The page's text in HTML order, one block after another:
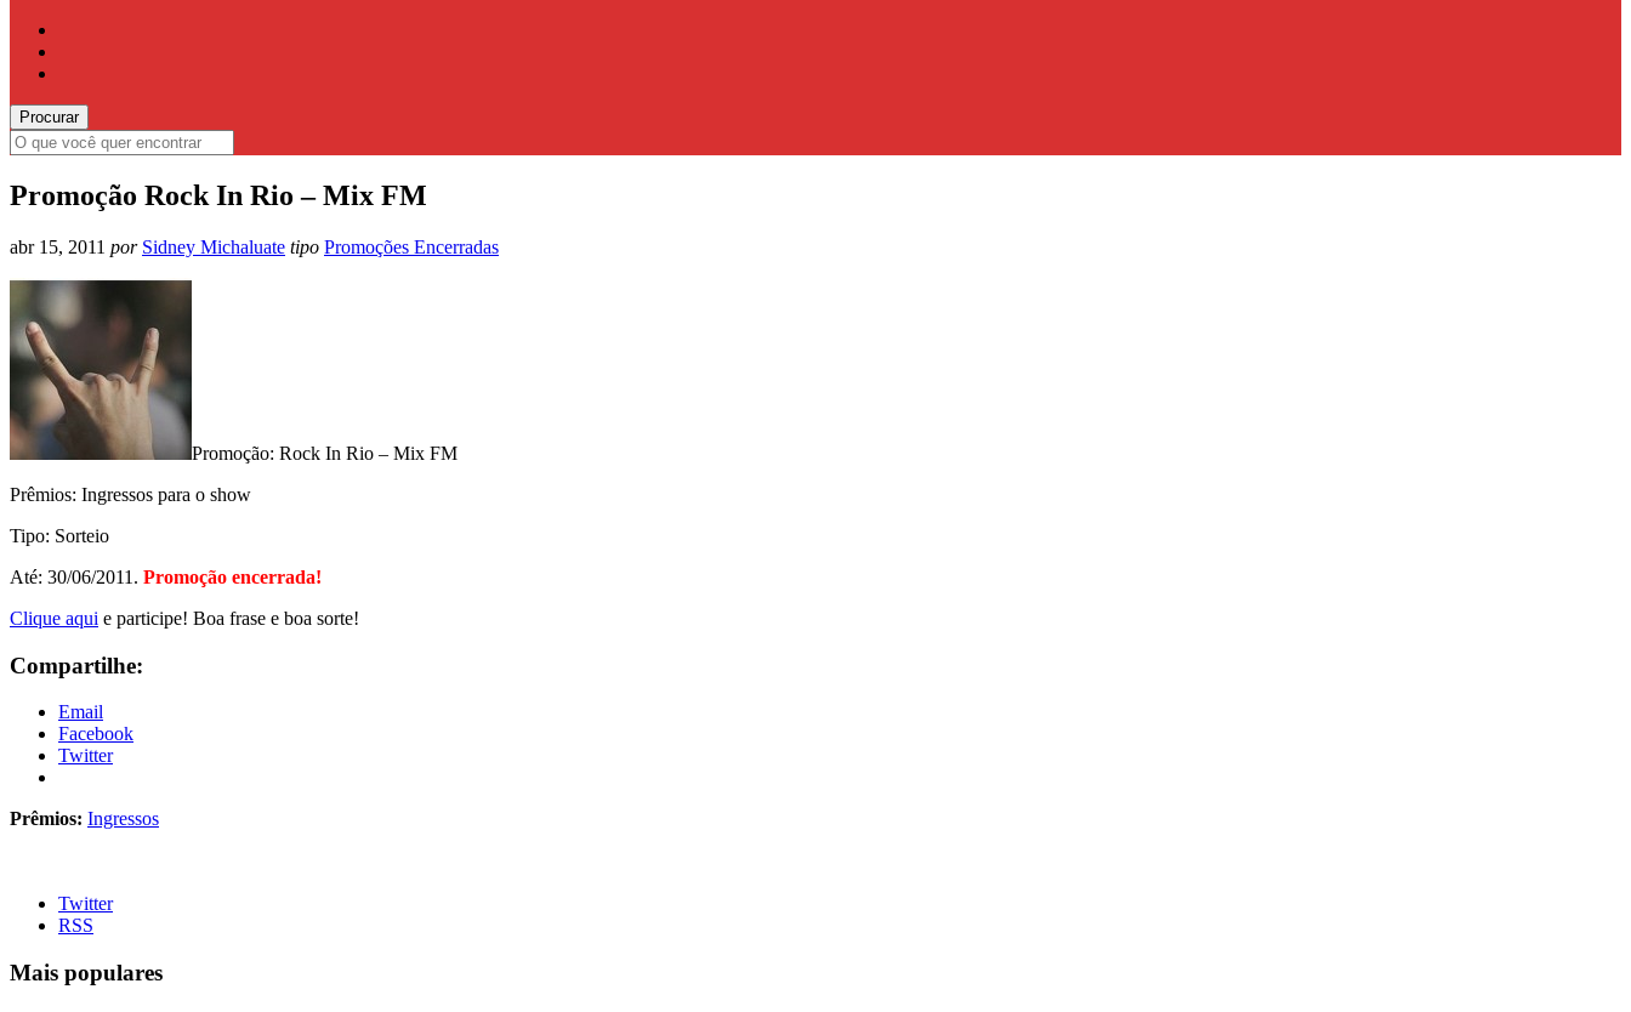
Promoção Rock In Rio – Mix FM
abr 15, 2011 por Sidney Michaluate tipo Promoções Encerradas
Promoção: Rock In Rio – Mix FM
Prêmios: Ingressos para o show
Tipo: Sorteio
Até: 30/06/2011. Promoção encerrada!
Clique aqui e participe! Boa frase e boa sorte!
Compartilhe:
Email
Facebook
Twitter
Prêmios: Ingressos
Twitter
RSS
Mais populares